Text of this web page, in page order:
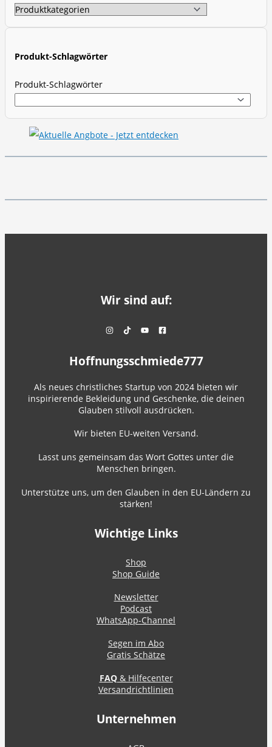
Produkt-Schlagwörter
Produkt-Schlagwörter
Wir sind auf:
Hoffnungsschmiede777
Als neues christliches Startup von 2024 bieten wir
inspirierende Bekleidung und Geschenke, die deinen
Glauben stilvoll ausdrücken.
Wir bieten EU-weiten Versand.
Lasst uns gemeinsam das Wort Gottes unter die
Menschen bringen.
Unterstütze uns, um den Glauben in den EU-Ländern zu
stärken!
Wichtige Links
Shop
Shop Guide
Newsletter
Podcast
WhatsApp-Channel
Segen im Abo
Gratis Schätze
FAQ& Hilfecenter
Versandrichtlinien
Unternehmen